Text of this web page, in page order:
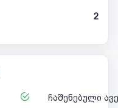
2
ჩაშენებული